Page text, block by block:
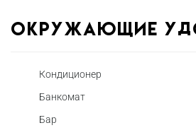
Окружающие
Кондиционер
Банкомат
Бар